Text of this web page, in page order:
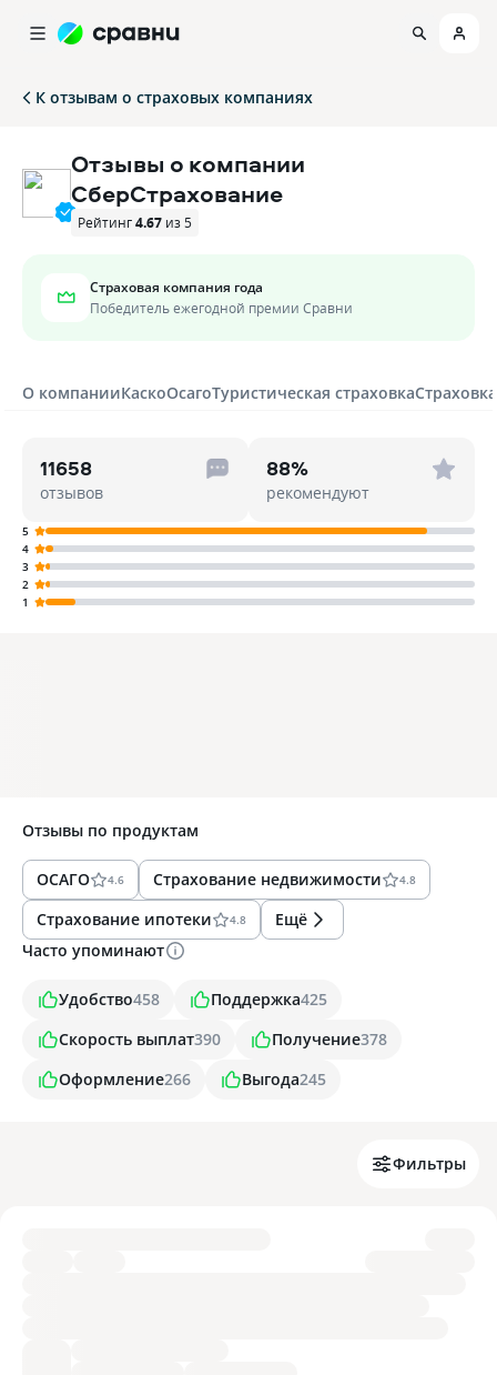
К отзывам о страховых компаниях
Отзывы о компании
СберСтрахование
Рейтинг4.67 из 5
Страховая компания года
Победитель ежегодной премии Сравни
О компанииКаскоОсагоТуристическая страховка
11658
отзывов
88%
рекомендуют
5
4
3
2
1
Отзывы по продуктам
ОСАГО 4.6 Страхование недвижимости 4.8
Страхование ипотеки 4.8
Ещё
Часто упоминают
Удобство458 Поддержка425
Скорость выплат390 Получение378
Оформление266 Выгода245
Фильтры